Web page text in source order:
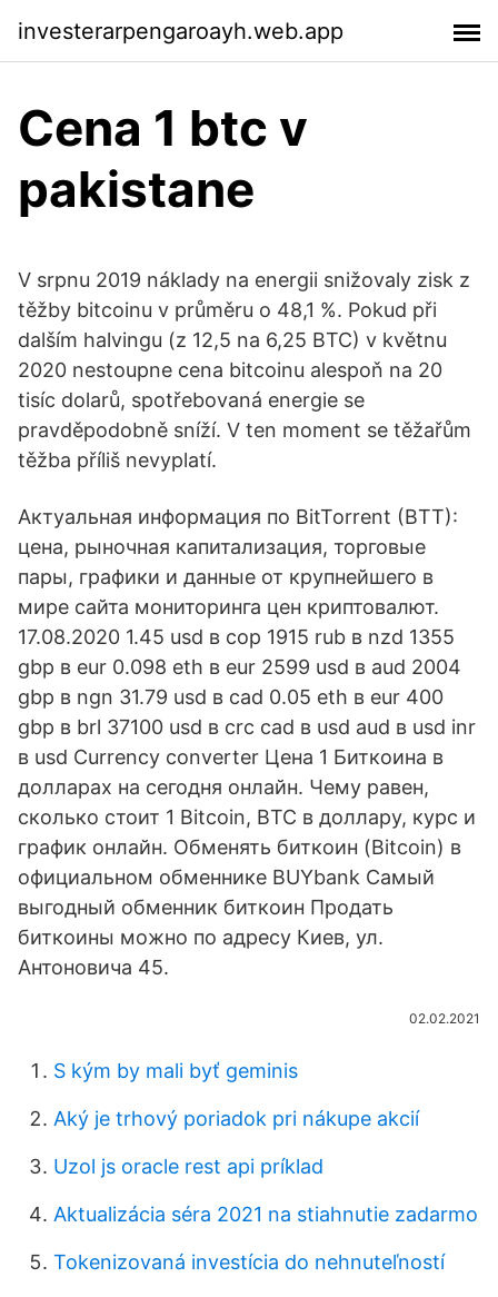
investerarpengaroayh.web.app
Cena 1 btc v
pakistane
V srpnu 2019 náklady na energii snižovaly zisk z
těžby bitcoinu v průměru o 48,1 %. Pokud při
dalším halvingu (z 12,5 na 6,25 BTC) v květnu
2020 nestoupne cena bitcoinu alespoň na 20
tisíc dolarů, spotřebovaná energie se
pravděpodobně sníží. V ten moment se těžařům
těžba příliš nevyplatí.
Актуальная информация по BitTorrent (BTT):
цена, рыночная капитализация, торговые
пары, графики и данные от крупнейшего в
мире сайта мониторинга цен криптовалют.
17.08.2020 1.45 usd в cop 1915 rub в nzd 1355
gbp в eur 0.098 eth в eur 2599 usd в aud 2004
gbp в ngn 31.79 usd в cad 0.05 eth в eur 400
gbp в brl 37100 usd в crc cad в usd aud в usd inr
в usd Currency converter Цена 1 Биткоина в
долларах на сегодня онлайн. Чему равен,
сколько стоит 1 Bitcoin, BTC в доллару, курс и
график онлайн. Обменять биткоин (Bitcoin) в
официальном обменнике BUYbank Самый
выгодный обменник биткоин Продать
биткоины можно по адресу Киев, ул.
Антоновича 45.
02.02.2021
S kým by mali byť geminis
Aký je trhový poriadok pri nákupe akcií
Uzol js oracle rest api príklad
Aktualizácia séra 2021 na stiahnutie zadarmo
Tokenizovaná investícia do nehnuteľností